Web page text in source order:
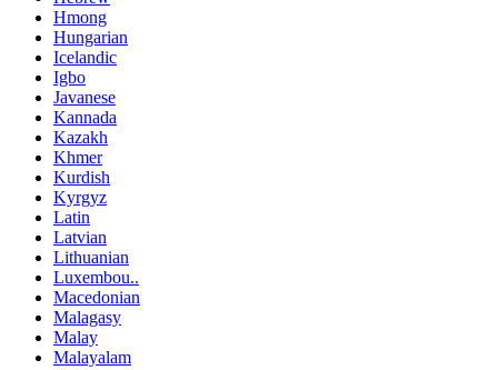
Hmong
Hungarian
Icelandic
Igbo
Javanese
Kannada
Kazakh
Khmer
Kurdish
Kyrgyz
Latin
Latvian
Lithuanian
Luxembou..
Macedonian
Malagasy
Malay
Malayalam